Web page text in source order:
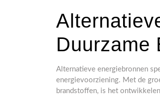
Duurzame
Alternatieve energiebronnen
energievoorziening. Met de
brandstoffen, is het